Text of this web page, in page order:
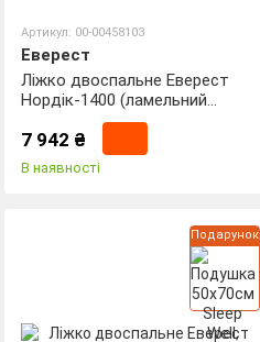
Артикул: 00-00458103
Еверест
Ліжко двоспальне Еверест
Нордік-1400 (ламельний
каркас) 140х200 см Білий +
Дуб крафт золотий (DTM-
5549)
7 942 ₴
В наявності
Подарунок